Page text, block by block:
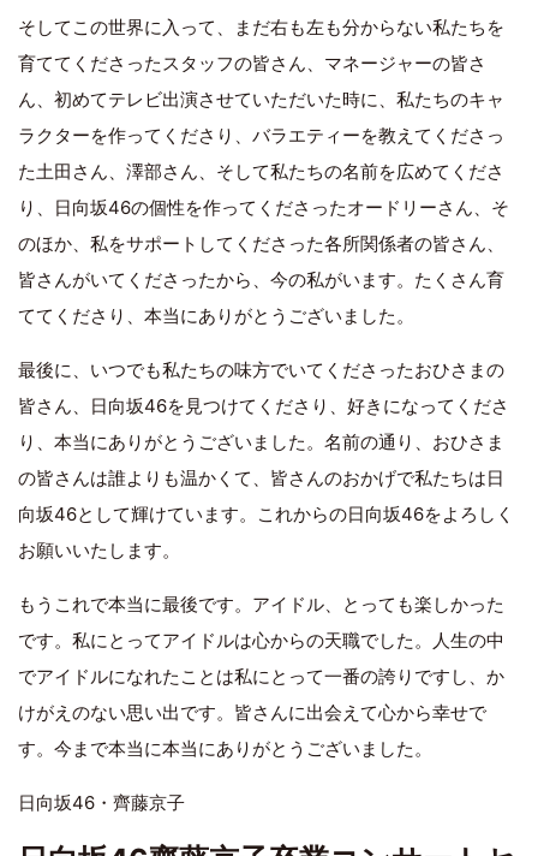
そしてこの世界に入って、まだ右も左も分からない私たちを
育ててくださったスタッフの皆さん、マネージャーの皆さ
ん、初めてテレビ出演させていただいた時に、私たちのキャ
ラクターを作ってくださり、バラエティーを教えてくださっ
た土田さん、澤部さん、そして私たちの名前を広めてくださ
り、日向坂46の個性を作ってくださったオードリーさん、そ
のほか、私をサポートしてくださった各所関係者の皆さん、
皆さんがいてくださったから、今の私がいます。たくさん育
ててくださり、本当にありがとうございました。
最後に、いつでも私たちの味方でいてくださったおひさまの
皆さん、日向坂46を見つけてくださり、好きになってくださ
り、本当にありがとうございました。名前の通り、おひさま
の皆さんは誰よりも温かくて、皆さんのおかげで私たちは日
向坂46として輝けています。これからの日向坂46をよろしく
お願いいたします。
もうこれで本当に最後です。アイドル、とっても楽しかった
です。私にとってアイドルは心からの天職でした。人生の中
でアイドルになれたことは私にとって一番の誇りですし、か
けがえのない思い出です。皆さんに出会えて心から幸せで
す。今まで本当に本当にありがとうございました。
日向坂46・齊藤京子